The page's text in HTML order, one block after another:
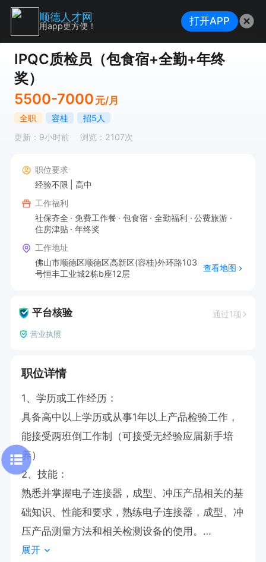
IPQC质检员（包食宿+全勤+年终
奖）
5500-7000 元/月
全职 容桂
招5人
更新：9小时前
浏览：2107次
职位要求
经验不限
高中
工作福利
社保齐全
免费工作餐 包食宿 全勤福利
公费旅游
住房津贴
年终奖
工作地址
佛山市顺德区顺德区高新区(容桂)外环路103
号恒丰工业城2栋b座12层
查看地图
平台核验 通过1项
营业执照
职位详情
1、学历或工作经历：
具备高中以上学历或从事1年以上产品检验工作，
能接受两班倒工作制（可接受无经验应届新手培
养）
2、技能：
熟悉并掌握电子连接器，成型、冲压产品相关的基
础知识、性能和要求，熟练电子连接器，成型、冲
压产品测量方法和相关检测设备的使用。
3、能力：
展开
顺德人才网
用app更方便！ 打开APP